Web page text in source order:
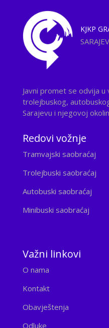
KJKP
Javni promet se odvija
trolejbuskog,
Sarajevu i njegovoj
Redovi vožnje
Tramvajski saobraćaj
Trolejbuski saobraćaj
Autobuski saobraćaj
Minibuski saobraćaj
Važni linkovi
O nama
Kontakt
Obavještenja
Odluke